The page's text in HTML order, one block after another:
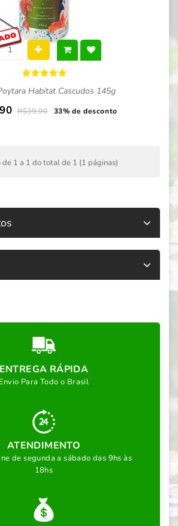
Habitat Cascudos 145g
R$39,90 33% de desconto
de 1 a 1 do total de 1 (1 páginas)
ENTREGA RÁPIDA
Envio Para Todo o Brasil
ATENDIMENTO
de segunda a sábado das 9hs às
18hs